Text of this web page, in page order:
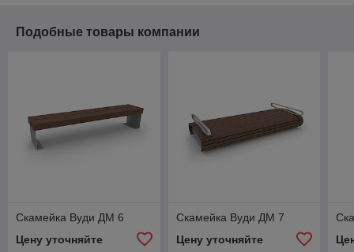
Подобные товары компании
Скамейка Вуди ДМ 6
Цену уточняйте
Скамейка Вуди ДМ 7
Цену уточняйте